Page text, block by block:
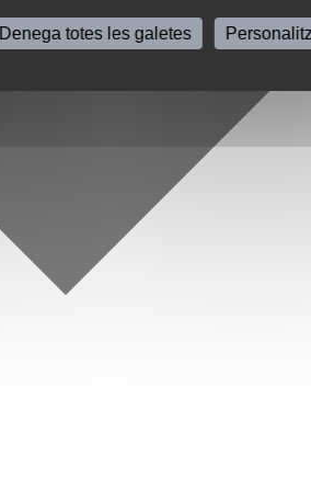
Denega totes les galetes